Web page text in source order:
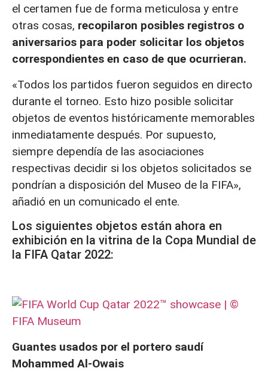
el certamen fue de forma meticulosa y entre
otras cosas, recopilaron posibles registros o
aniversarios para poder solicitar los objetos
correspondientes en caso de que ocurrieran.
«Todos los partidos fueron seguidos en directo
durante el torneo. Esto hizo posible solicitar
objetos de eventos históricamente memorables
inmediatamente después. Por supuesto,
siempre dependía de las asociaciones
respectivas decidir si los objetos solicitados se
pondrían a disposición del Museo de la FIFA»,
añadió en un comunicado el ente.
Los siguientes objetos están ahora en
exhibición en la vitrina de la Copa Mundial de
la FIFA Qatar 2022:
Guantes usados por el portero saudí
Mohammed Al-Owais